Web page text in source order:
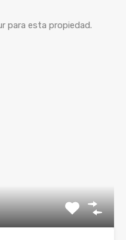
para esta propiedad.